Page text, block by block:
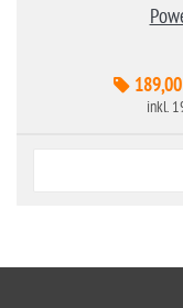
189,00
inkl.